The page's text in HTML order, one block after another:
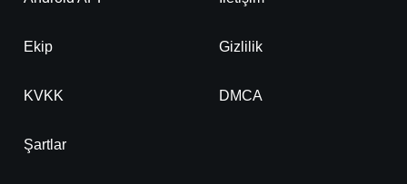
Ekip Gizlilik
KVKK DMCA
Şartlar